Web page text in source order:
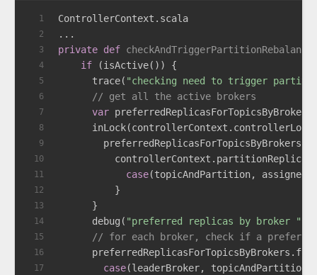
1
2
3
4
5
6
7
8
9
10
11
12
13
14
15
16
17
ControllerContext .scala
...
private def checkAndTriggerPartitionRebalance
if (isActive()) {
      trace(
"checking need to trigger
// get all the active brokers
var
        preferredReplicasForTopicsByBrokers =
case(topicAndPartition,
          }
      }
      debug(
"preferred replicas by broker "
// for each broker, check if a
case(leaderBroker,